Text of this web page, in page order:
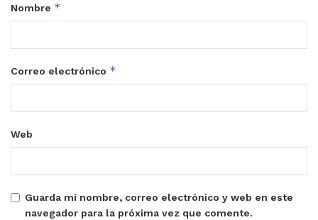
Nombre *
Correo electrónico *
Web
Guarda mi nombre, correo electrónico y web en este
navegador para la próxima vez que comente.